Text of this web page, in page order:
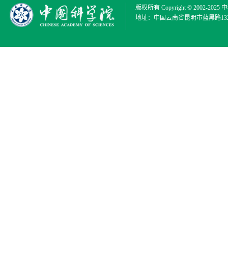
版权所有 Copyright © 2002-2025
地址：中国云南省昆明市蓝黑路